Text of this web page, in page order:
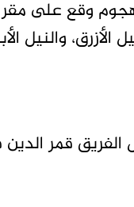
الأزرق،
الفريق قمر